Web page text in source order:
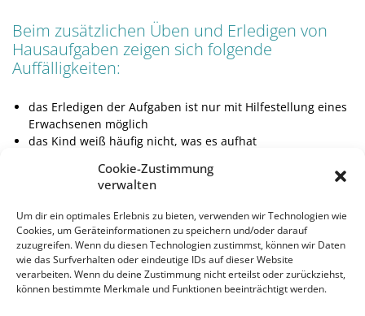
Cookie-Zustimmung
verwalten
Um dir ein optimales Erlebnis zu bieten, verwenden wir Technologien wie
Cookies, um Geräteinformationen zu speichern und/oder darauf
zuzugreifen. Wenn du diesen Technologien zustimmst, können wir Daten
wie das Surfverhalten oder eindeutige IDs auf dieser Website
verarbeiten. Wenn du deine Zustimmung nicht erteilst oder zurückziehst,
können bestimmte Merkmale und Funktionen beeinträchtigt werden.
Beim zusätzlichen Üben und Erledigen von
Hausaufgaben zeigen sich folgende
Auffälligkeiten:
das Erledigen der Aufgaben ist nur mit Hilfestellung eines
Erwachsenen möglich
das Kind weiß häufig nicht, was es aufhat
beim Üben zu Hause gibt es regelmäßig Streit (Tränen)
Das Kind traut sich immer weniger zu, es entwickelt eine
regelrechte Abneigung gegenüber Zahlen und
mathematischen Anforderungen. Schließlich kann auch die
Lust, zur Schule zu gehen abnehmen und sich zu einer
generellen Schulangst ausweiten. Die Persönlichkeit des